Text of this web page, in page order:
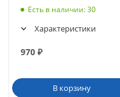
Есть в наличии: 30
Характеристики
970 ₽
В корзину